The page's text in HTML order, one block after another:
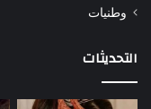
وطنيات
التحديثات